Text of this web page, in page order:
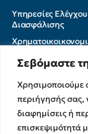
Σεβόμαστε
Χρησιμοποιούμε
περιήγησής σας,
διαφημίσεις ή
επισκεψιμότητά
Υπηρεσίες
Διασφάλισης
Υπηρεσίες
Καινοτομίας
Λογιστικές &
Υπηρεσίες